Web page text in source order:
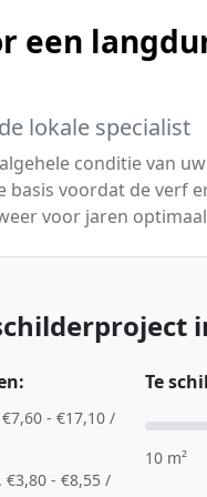
een
lokale specialist
conditie van
voordat de verf
voor jaren
- €17,10 /
€3,80 - €8,55 /
Te
10 m²